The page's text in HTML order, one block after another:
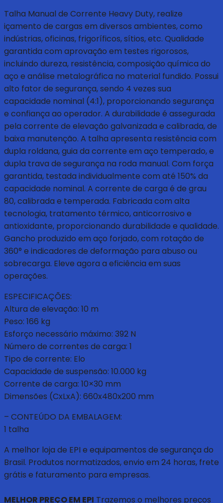
Talha Manual de Corrente Heavy Duty, realize
içamento de cargas em diversos ambientes, como
indústrias, oficinas, frigoríficos, sítios, etc. Qualidade
garantida com aprovação em testes rigorosos,
incluindo dureza, resistência, composição química do
aço e análise metalográfica no material fundido. Possui
alto fator de segurança, sendo 4 vezes sua
capacidade nominal (4:1), proporcionando segurança
e confiança ao operador. A durabilidade é assegurada
pela corrente de elevação galvanizada e calibrada, de
baixa manutenção. A talha apresenta resistência com
dupla roldana, guia da corrente em aço temperado, e
dupla trava de segurança na roda manual. Com força
garantida, testada individualmente com até 150% da
capacidade nominal. A corrente de carga é de grau
80, calibrada e temperada. Fabricada com alta
tecnologia, tratamento térmico, anticorrosivo e
antioxidante, proporcionando durabilidade e qualidade.
Gancho produzido em aço forjado, com rotação de
360° e indicadores de deformação para abuso ou
sobrecarga. Eleve agora a eficiência em suas
operações.
ESPECIFICAÇÕES:
Altura de elevação: 10 m
Peso: 166 kg
Esforço necessário máximo: 392 N
Número de correntes de carga: 1
Tipo de corrente: Elo
Capacidade de suspensão: 10.000 kg
Corrente de carga: 10×30 mm
Dimensões (CxLxA): 660x480x200 mm
– CONTEÚDO DA EMBALAGEM:
1 talha
A melhor loja de EPI e equipamentos de segurança do
Brasil. Produtos normatizados, envio em 24 horas, frete
grátis e faturamento para empresas.
MELHOR PREÇO EM EPI Trazemos o melhores preços